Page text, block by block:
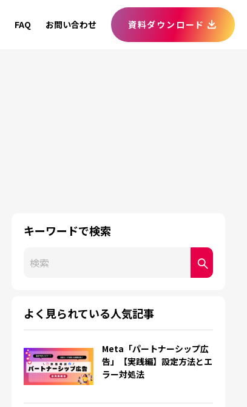
FAQ お問い合わせ 資料ダウンロード
キーワードで検索
これは、自動候補機能付きの検索フィールドです。
よく見られている人気記事
Meta「パートナーシップ広
告」【実践編】設定方法とエ
ラー対処法